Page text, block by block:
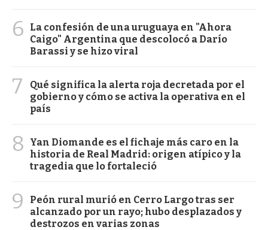
6
La confesión de una uruguaya en "Ahora
Caigo" Argentina que descolocó a Darío
Barassi y se hizo viral
7
Qué significa la alerta roja decretada por el
gobierno y cómo se activa la operativa en el
país
8
Yan Diomande es el fichaje más caro en la
historia de Real Madrid: origen atípico y la
tragedia que lo fortaleció
9
Peón rural murió en Cerro Largo tras ser
alcanzado por un rayo; hubo desplazados y
destrozos en varias zonas